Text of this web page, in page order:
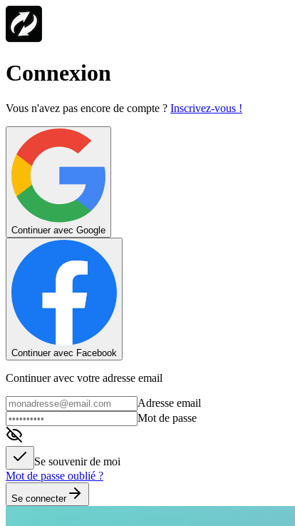
Connexion
Vous n'avez pas encore de compte ? Inscrivez-vous !
Continuer avec Google
Continuer avec Facebook
Continuer avec votre adresse email
Adresse email
Mot de passe
Se souvenir de moi
Mot de passe oublié ?
Se connecter